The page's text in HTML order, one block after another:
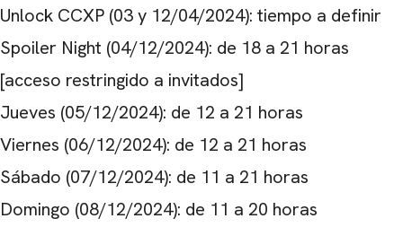
Unlock CCXP (03 y 12/04/2024): tiempo a definir
Spoiler Night (04/12/2024): de 18 a 21 horas
[acceso restringido a invitados]
Jueves (05/12/2024): de 12 a 21 horas
Viernes (06/12/2024): de 12 a 21 horas
Sábado (07/12/2024): de 11 a 21 horas
Domingo (08/12/2024): de 11 a 20 horas